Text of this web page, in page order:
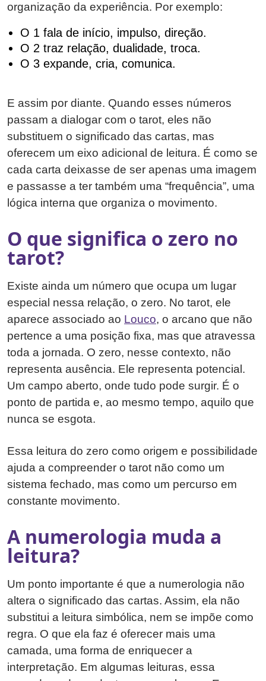
organização da experiência. Por exemplo:
O 1 fala de início, impulso, direção.
O 2 traz relação, dualidade, troca.
O 3 expande, cria, comunica.
E assim por diante. Quando esses números
passam a dialogar com o tarot, eles não
substituem o significado das cartas, mas
oferecem um eixo adicional de leitura. É como se
cada carta deixasse de ser apenas uma imagem
e passasse a ter também uma “frequência”, uma
lógica interna que organiza o movimento.
O que significa o zero no
tarot?
Existe ainda um número que ocupa um lugar
especial nessa relação, o zero. No tarot, ele
aparece associado ao Louco, o arcano que não
pertence a uma posição fixa, mas que atravessa
toda a jornada. O zero, nesse contexto, não
representa ausência. Ele representa potencial.
Um campo aberto, onde tudo pode surgir. É o
ponto de partida e, ao mesmo tempo, aquilo que
nunca se esgota.
Essa leitura do zero como origem e possibilidade
ajuda a compreender o tarot não como um
sistema fechado, mas como um percurso em
constante movimento.
A numerologia muda a
leitura?
Um ponto importante é que a numerologia não
altera o significado das cartas. Assim, ela não
substitui a leitura simbólica, nem se impõe como
regra. O que ela faz é oferecer mais uma
camada, uma forma de enriquecer a
interpretação. Em algumas leituras, essa